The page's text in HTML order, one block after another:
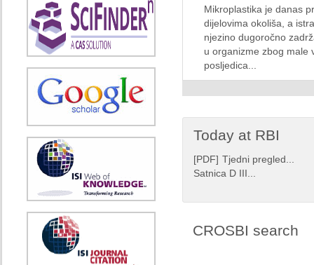
Mikroplastika je danas
dijelovima okoliša, a
njezino dugoročno
u organizme zbog male
posljedica...
Today at RBI
[PDF] Tjedni pregled...
Satnica D III...
CROSBI search